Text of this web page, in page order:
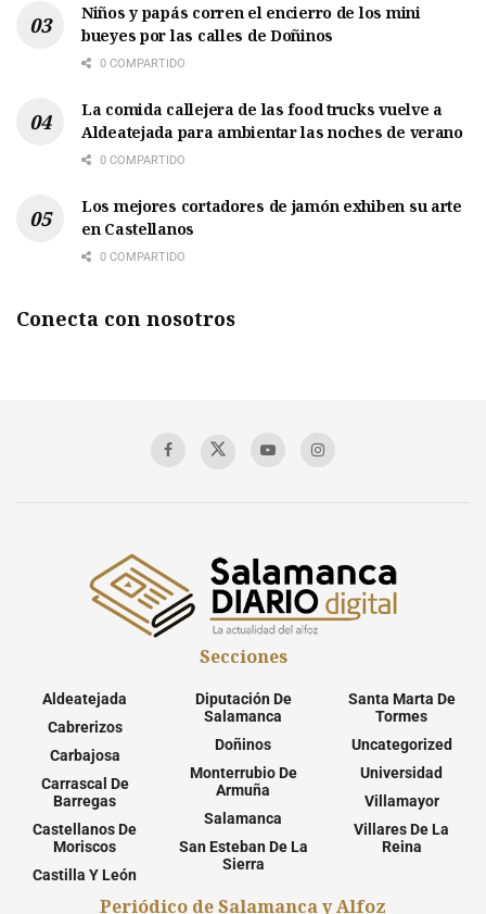
Niños y papás corren el encierro de los mini
bueyes por las calles de Doñinos
0 COMPARTIDO
La comida callejera de las food trucks vuelve a
Aldeatejada para ambientar las noches de verano
0 COMPARTIDO
Los mejores cortadores de jamón exhiben su arte
en Castellanos
0 COMPARTIDO
Conecta con nosotros
Secciones
Aldeatejada
Cabrerizos
Carbajosa
Carrascal De
Barregas
Castellanos De
Moriscos
Castilla Y León
Diputación De
Salamanca
Doñinos
Monterrubio De
Armuña
Salamanca
San Esteban De La
Sierra
Santa Marta De
Tormes
Uncategorized
Universidad
Villamayor
Villares De La
Reina
Periódico de Salamanca y Alfoz